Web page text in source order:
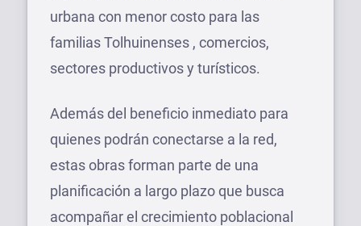
urbana con menor costo para las
familias Tolhuinenses , comercios,
sectores productivos y turísticos.
Además del beneficio inmediato para
quienes podrán conectarse a la red,
estas obras forman parte de una
planificación a largo plazo que busca
acompañar el crecimiento poblacional